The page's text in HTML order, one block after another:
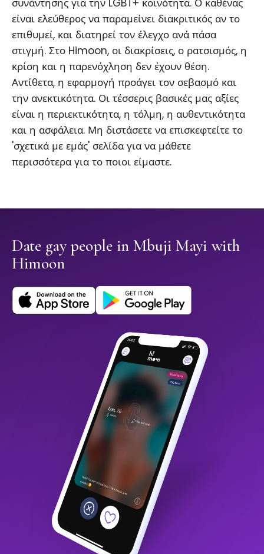
συνάντησης για την LGBT+ κοινότητα. Ο καθένας
είναι ελεύθερος να παραμείνει διακριτικός αν το
επιθυμεί, και διατηρεί τον έλεγχο ανά πάσα
στιγμή. Στο Himoon, οι διακρίσεις, ο ρατσισμός, η
κρίση και η παρενόχληση δεν έχουν θέση.
Αντίθετα, η εφαρμογή προάγει τον σεβασμό και
την ανεκτικότητα. Οι τέσσερις βασικές μας αξίες
είναι η περιεκτικότητα, η τόλμη, η αυθεντικότητα
και η ασφάλεια. Μη διστάσετε να επισκεφτείτε το
'σχετικά με εμάς' σελίδα για να μάθετε
περισσότερα για το ποιοι είμαστε.
Date gay people in Mbuji Mayi with
Himoon